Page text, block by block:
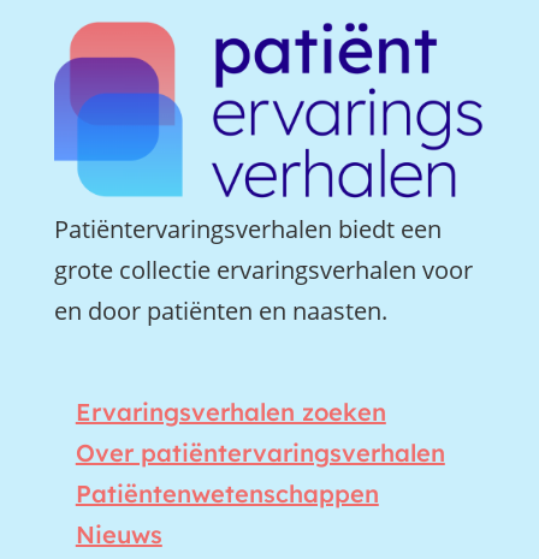
Patiëntervaringsverhalen biedt een
grote collectie ervaringsverhalen voor
en door patiënten en naasten.
Ervaringsverhalen zoeken
Over patiëntervaringsverhalen
Patiëntenwetenschappen
Nieuws